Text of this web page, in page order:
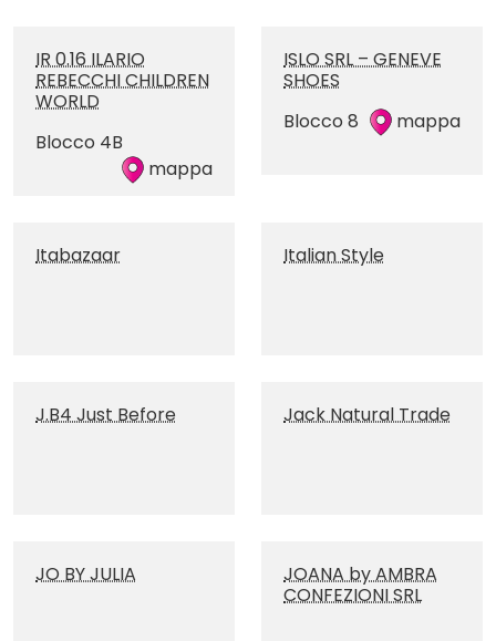
IR 0.16 ILARIO
REBECCHI CHILDREN
WORLD
Blocco 4B
mappa
ISLO SRL – GENEVE
SHOES
Blocco 8
mappa
Itabazaar Italian Style
J.B4 Just Before Jack Natural Trade
JO BY JULIA
JOANA by AMBRA
CONFEZIONI SRL